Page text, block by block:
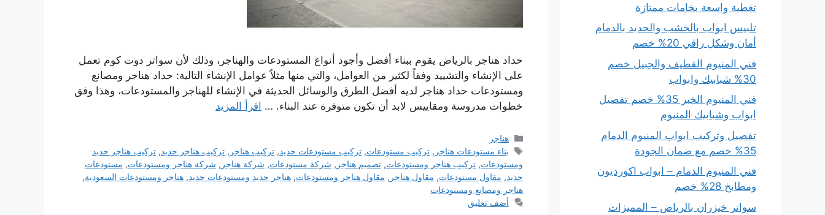
حداد هناجر بالرياض يقوم ببناء أفضل وأجود أنواع المستودعات والهناجر، وذلك لأن سواتر دوت كوم تعمل
على الإنشاء والتشييد وفقاً لكثير من العوامل، والتي منها مثلاً عوامل الإنشاء التالية: حداد هناجر ومصانع
ومستودعات حداد هناجر لديه أفضل الطرق والوسائل الحديثة في الإنشاء للهناجر والمستودعات، وهذا وفق
خطوات مدروسة ومقاييس لابد أن تكون متوفرة عند البناء. … اقرأ المزيد
التصنيفات
هناجر
الوسوم
بناء مستودعات هناجر ,تركيب مستودعات,تركيب مستودعات حديد,تركيب هناجر ,تركيب هناجر حديد,تركيب هناجر حديد
ومستودعات, تركيب هناجر ومستودعات, تصميم هناجر , شركة مستودعات, شركة هناجر , شركة هناجر ومستودعات, مستودعات
حديد, مقاول مستودعات, مقاول هناجر , مقاول هناجر ومستودعات, هناجر حديد ومستودعات حديد, هناجر ومستودعات السعودية,
هناجر ومصانع ومستودعات
أضف تعليق
تغطية واسعة بخامات ممتازة
تلبيس ابواب بالخشب والحديد بالدمام
أمان وشكل راقي 20% خصم
فني المنيوم القطيف والجبيل خصم
30% شبابيك وابواب
فني المنيوم الخبر 35% خصم تفصيل
ابواب وشبابيك المنيوم
تفصيل وتركيب ابواب المنيوم الدمام
35% خصم مع ضمان الجودة
فني المنيوم الدمام – ابواب اكورديون
ومطابخ 28% خصم
سواتر خيزران بالرياض – المميزات